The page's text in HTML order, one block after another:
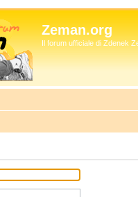
Zeman.org
Il forum ufficiale di Zdenek